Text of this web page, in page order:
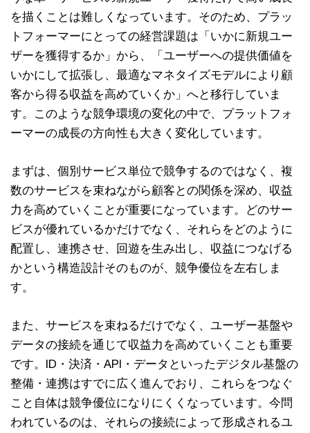
を描くことは難しくなっています。そのため、プラッ
トフォーマーにとっての経営課題は「いかに新規ユー
ザーを獲得するか」から、「ユーザーへの提供価値を
いかにして拡張し、最適なマネタイズモデルにより顧
客から得る収益を高めていくか」へと移行していま
す。このような競争環境の変化の中で、プラットフォ
ーマーの成長の方向性も大きく変化しています。
まずは、個別サービス単位で競争するのではなく、複
数のサービスを束ねながら顧客との関係を深め、収益
力を高めていくことが重要になっています。どのサー
ビスが優れているかだけでなく、それらをどのように
配置し、連携させ、回遊を生み出し、収益につなげる
かという構造設計そのものが、競争優位を左右しま
す。
また、サービスを束ねるだけでなく、ユーザー基盤や
データの接続を通じて収益力を高めていくことも重要
です。ID・決済・API・データといったデジタル基盤の
整備・連携はすでに広く進んでおり、これらをつなぐ
こと自体は競争優位になりにくくなっています。今問
われているのは、それらの接続によって形成されるユ